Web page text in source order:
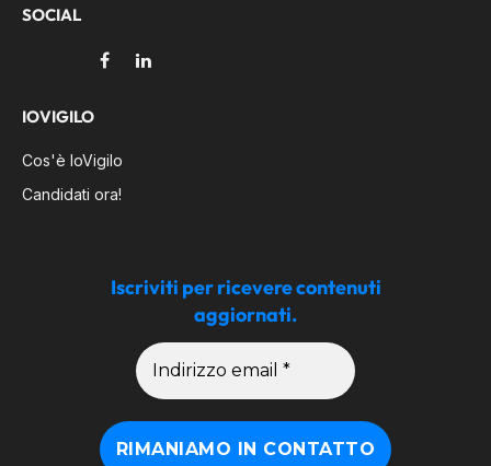
SOCIAL
FacebookLinkedIn
IOVIGILO
Cos'è IoVigilo
Candidati ora!
Iscriviti per ricevere contenuti
aggiornati.